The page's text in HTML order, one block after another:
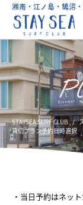
湘南・江ノ島・鵠沼
STAYSEA SURF CLUB
貸切プラン予約日時選択
・当日予約はネッ